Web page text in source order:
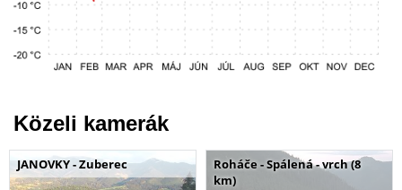
Közeli kamerák
JANOVKY - Zuberec
Roháče - Spálená - vrch (8
km)